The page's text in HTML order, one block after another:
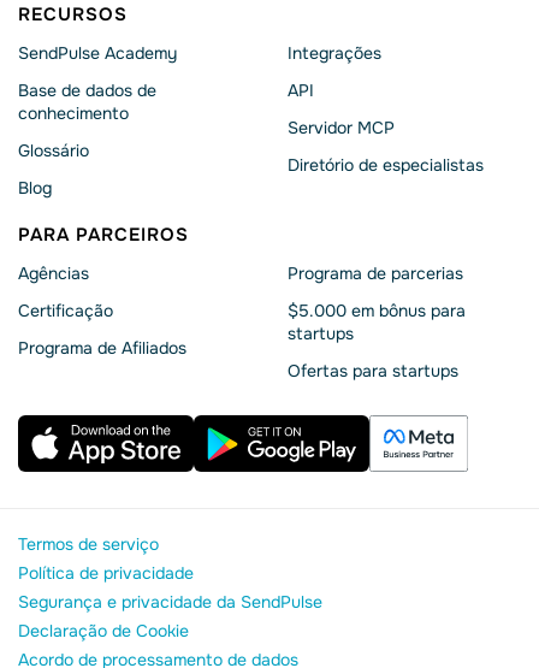
RECURSOS
SendPulse Academy
Base de dados de
conhecimento
Glossário
Blog
Integrações
API
Servidor MCP
Diretório de especialistas
PARA PARCEIROS
Agências
Сertificação
Programa de Afiliados
Programa de parcerias
$5.000 em bônus para
startups
Ofertas para startups
Termos de serviço
Política de privacidade
Segurança e privacidade da SendPulse
Declaração de Cookie
Acordo de processamento de dados